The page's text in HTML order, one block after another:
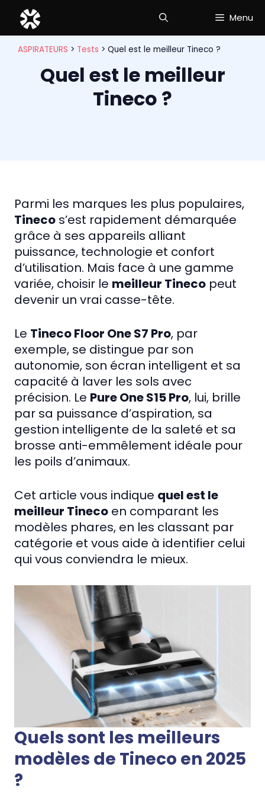
contenu
Menu
ASPIRATEURS > Tests > Quel est le meilleur Tineco ?
Quel est le meilleur
Tineco ?
Parmi les marques les plus populaires,
Tineco s’est rapidement démarquée
grâce à ses appareils alliant
puissance, technologie et confort
d’utilisation. Mais face à une gamme
variée, choisir le meilleur Tineco peut
devenir un vrai casse-tête.
Le Tineco Floor One S7 Pro, par
exemple, se distingue par son
autonomie, son écran intelligent et sa
capacité à laver les sols avec
précision. Le Pure One S15 Pro, lui, brille
par sa puissance d’aspiration, sa
gestion intelligente de la saleté et sa
brosse anti-emmêlement idéale pour
les poils d’animaux.
Cet article vous indique quel est le
meilleur Tineco en comparant les
modèles phares, en les classant par
catégorie et vous aide à identifier celui
qui vous conviendra le mieux.
Quels sont les meilleurs
modèles de Tineco en 2025
?